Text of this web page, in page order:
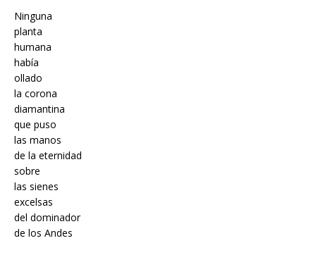
Ninguna
planta
humana
había
ollado
la corona
diamantina
que puso
las manos
de la eternidad
sobre
las sienes
excelsas
del dominador
de los Andes